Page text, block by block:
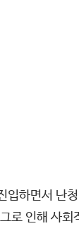
입하면서 난
로 인해 사